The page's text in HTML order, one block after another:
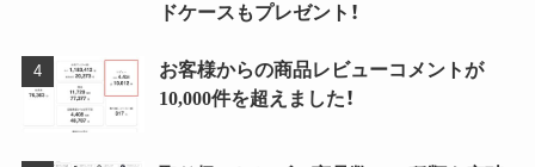
ドケースもプレゼント！
お客様からの商品レビューコメントが
10,000件を超えました！